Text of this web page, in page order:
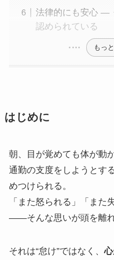
法律的にも安心 ―
認められている
もっ
はじめに
朝、目が覚めても体が動
通勤の支度をしようとす
めつけられる。
「また怒られる」「また
――そんな思いが頭を離れ
それは“怠け”ではなく、